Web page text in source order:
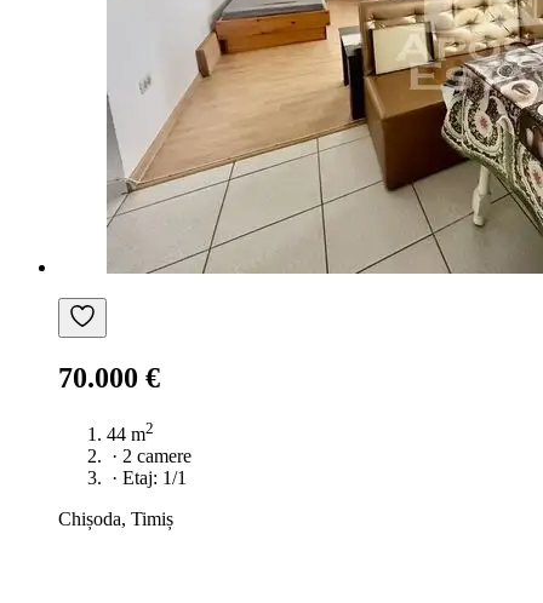
70.000 €
44 m2
· 2 camere
· Etaj: 1/1
Chișoda, Timiș